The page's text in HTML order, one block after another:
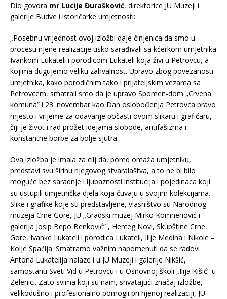
Dio govora mr Lucije Đurašković, direktorice JU Muzeji i
galerije Budve i istoričarke umjetnosti:
„Posebnu vrijednost ovoj izložbi daje činjenica da smo u
procesu njene realizacije usko sarađivali sa kćerkom umjetnika
Ivankom Lukateli i porodicom Lukateli koja živi u Petrovcu, a
kojima dugujemo veliku zahvalnost. Upravo zbog povezanosti
umjetnika, kako porodičnim tako i prijateljskim vezama sa
Petrovcem, smatrali smo da je upravo Spomen-dom „Crvena
komuna” i 23. novembar kao Dan oslobođenja Petrovca pravo
mjesto i vrijeme za odavanje počasti ovom slikaru i grafičaru,
čiji je život i rad prožet idejama slobode, antifašizma i
konstantne borbe za bolje sjutra.
Ova izložba je imala za cilj da, pored omaža umjetniku,
predstavi svu širinu njegovog stvaralaštva, a to ne bi bilo
moguće bez saradnje i ljubaznosti institucija i pojedinaca koji
su ustupili umjetnička djela koja čuvaju u svojim kolekcijama.
Slike i grafike koje su predstavljene, vlasništvo su Narodnog
muzeja Crne Gore, JU „Gradski muzej Mirko Komnenović i
galerija Josip Bepo Benković” , Herceg Novi, Skupštine Crne
Gore, Ivanke Lukateli i porodica Lukateli, Ilije Medina i Nikole –
Kolje Spaćija. Smatramo važnim napomenuti da se radovi
Antona Lukatelija nalaze i u JU Muzeji i galerije Nikšić,
samostanu Sveti Vid u Petrovcu i u Osnovnoj školi „Ilija Kišić” u
Zelenici. Zato svima koji su nam, shvatajući značaj izložbe,
velikodušno i profesionalno pomogli pri njenoj realizaciji, JU